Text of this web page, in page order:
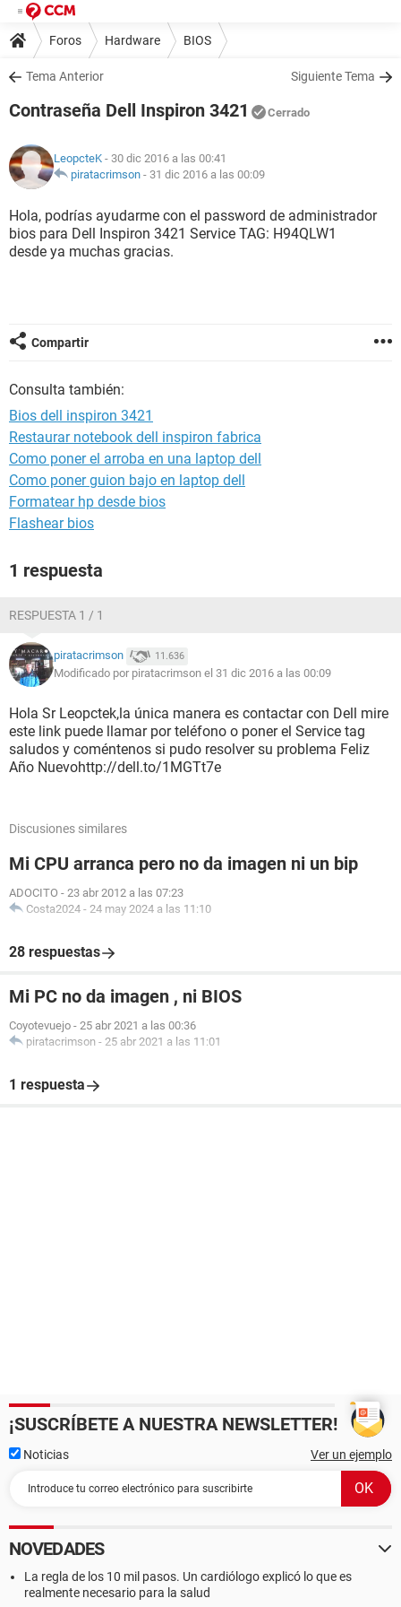
Foros Hardware BIOS
Tema Anterior Siguiente Tema
Contraseña Dell Inspiron 3421 Cerrado
LeopcteK - 30 dic 2016 a las 00:41
piratacrimson - 31 dic 2016 a las 00:09
Hola, podrías ayudarme con el password de administrador
bios para Dell Inspiron 3421 Service TAG: H94QLW1
desde ya muchas gracias.
Compartir
Consulta también:
Bios dell inspiron 3421
Restaurar notebook dell inspiron fabrica
Como poner el arroba en una laptop dell
Como poner guion bajo en laptop dell
Formatear hp desde bios
Flashear bios
1 respuesta
RESPUESTA 1 / 1
piratacrimson 11.636
Modificado por piratacrimson el 31 dic 2016 a las 00:09
Hola Sr Leopctek,la única manera es contactar con Dell mire
este link puede llamar por teléfono o poner el Service tag
saludos y coméntenos si pudo resolver su problema Feliz
Año Nuevohttp://dell.to/1MGTt7e
Discusiones similares
Mi CPU arranca pero no da imagen ni un bip
ADOCITO - 23 abr 2012 a las 07:23
Costa2024 - 24 may 2024 a las 11:10
28 respuestas
Mi PC no da imagen , ni BIOS
Coyotevuejo - 25 abr 2021 a las 00:36
piratacrimson - 25 abr 2021 a las 11:01
1 respuesta
¡SUSCRÍBETE A NUESTRA NEWSLETTER!
Noticias Ver un ejemplo
NOVEDADES
La regla de los 10 mil pasos. Un cardiólogo explicó lo que es
realmente necesario para la salud